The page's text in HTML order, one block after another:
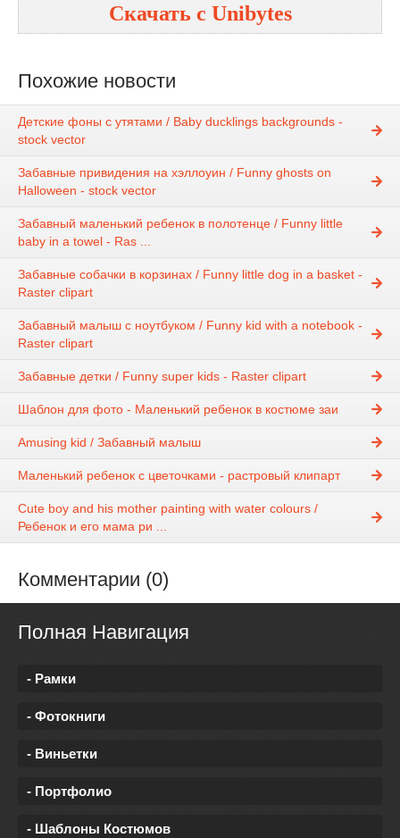
Скачать с Unibytes
Похожие новости
Детские фоны с утятами / Baby ducklings backgrounds -
stock vector
Забавные привидения на хэллоуин / Funny ghosts on
Halloween - stock vector
Забавный маленький ребенок в полотенце / Funny little
baby in a towel - Ras ...
Забавные собачки в корзинах / Funny little dog in a basket -
Raster clipart
Забавный малыш с ноутбуком / Funny kid with a notebook -
Raster clipart
Забавные детки / Funny super kids - Raster clipart
Шаблон для фото - Маленький ребенок в костюме заи
Amusing kid / Забавный малыш
Маленький ребенок с цветочками - растровый клипарт
Cute boy and his mother painting with water colours /
Ребенок и его мама ри ...
Комментарии (0)
Полная Навигация
- Рамки
- Фотокниги
- Виньетки
- Портфолио
- Шаблоны Костюмов